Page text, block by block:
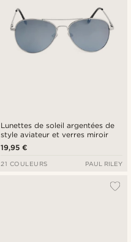
Lunettes de soleil argentées de
style aviateur et verres miroir
19,95 €
21 COULEURS PAUL RILEY